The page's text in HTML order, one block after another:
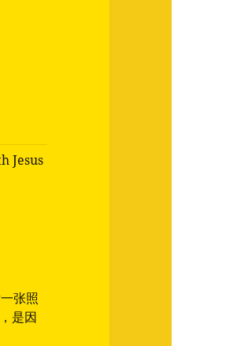
Jesus
张照
是因